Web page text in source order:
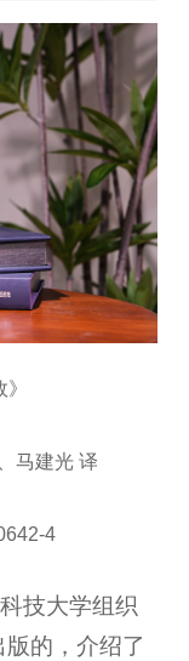
马建光 译
4
技大学组织
的，介绍了